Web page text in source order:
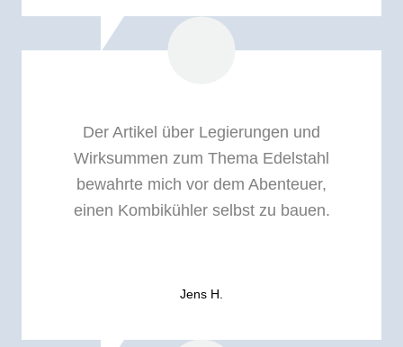
Der Artikel über Legierungen und
Wirksummen zum Thema Edelstahl
bewahrte mich vor dem Abenteuer,
einen Kombikühler selbst zu bauen.
Jens H.